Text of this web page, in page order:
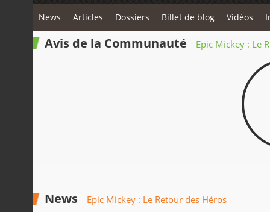
News Articles Dossiers Billet de blog Vidéos
Avis de la Communauté Epic Mickey : Le
News Epic Mickey : Le Retour des Héros